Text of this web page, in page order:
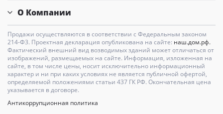
О Компании
Продажи осуществляются в соответствии с Федеральным законом
214-Ф3. Проектная декларация опубликована на сайте: наш.дом.рф.
Фактический внешний вид возводимых зданий может отличаться от
изображений, размещаемых на сайте. Информация, изложенная на
сайте, в том числе цены, носит исключительно информационный
характер и ни при каких условиях не является публичной офертой,
определяемой положениями статьи 437 ГК РФ. Окончательная цена
указывается в договоре.
Антикоррупционная политика